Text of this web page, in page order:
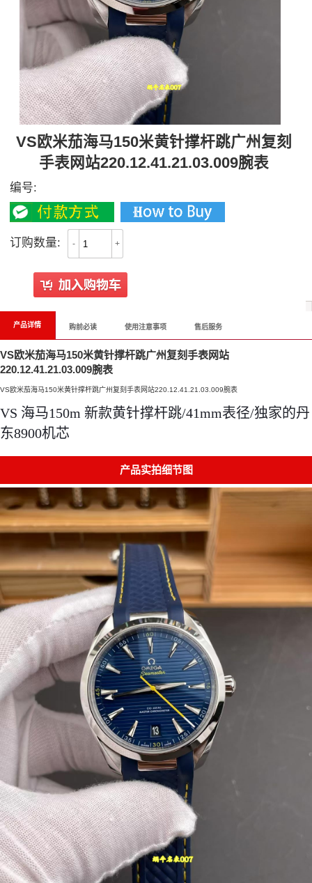
VS欧米茄海马150米黄针撑杆跳广州复刻
手表网站220.12.41.21.03.009腕表
编号:
订购数量: - +
产品详情 购前必读 使用注意事项 售后服务
VS欧米茄海马150米黄针撑杆跳广州复刻手表网站
220.12.41.21.03.009腕表
VS欧米茄海马150米黄针撑杆跳广州复刻手表网站220.12.41.21.03.009腕表
VS 海马150m 新款黄针撑杆跳/41mm表径/独家的丹
东8900机芯
产品实拍细节图